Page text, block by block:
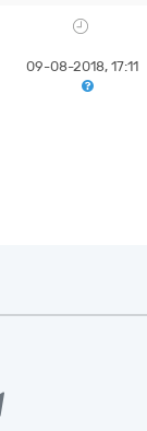
09-08-2018, 17:11